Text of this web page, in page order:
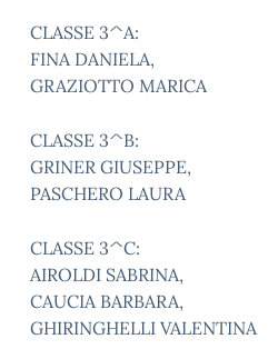
CLASSE 3^A:
FINA DANIELA,
GRAZIOTTO MARICA
CLASSE 3^B:
GRINER GIUSEPPE,
PASCHERO LAURA
CLASSE 3^C:
AIROLDI SABRINA,
CAUCIA BARBARA,
GHIRINGHELLI VALENTINA